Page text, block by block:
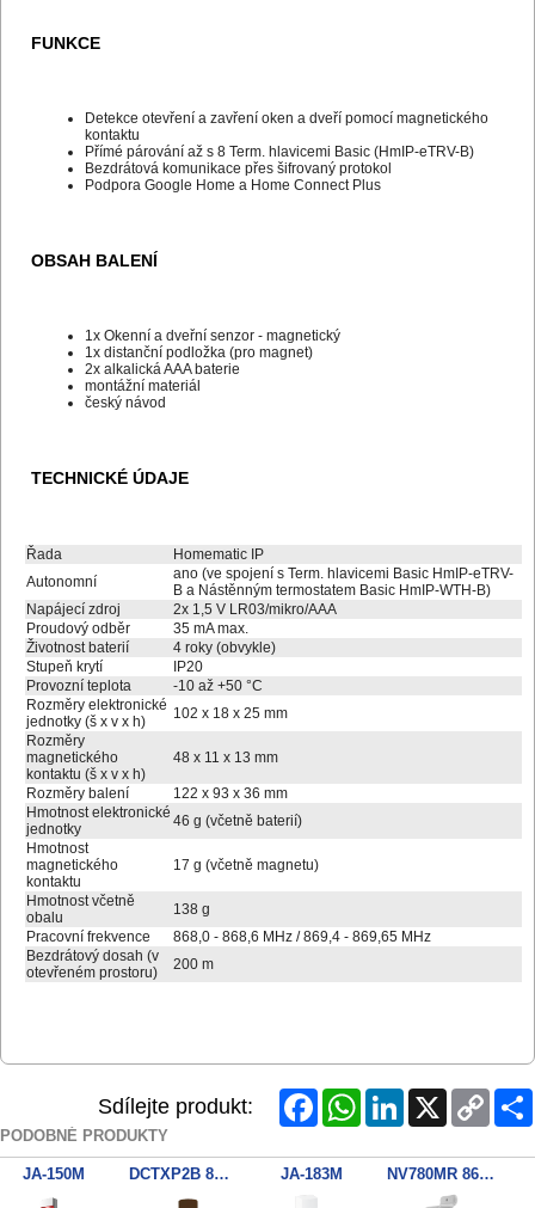
FUNKCE
Detekce otevření a zavření oken a dveří pomocí magnetického
kontaktu
Přímé párování až s 8 Term. hlavicemi Basic (HmIP-eTRV-B)
Bezdrátová komunikace přes šifrovaný protokol
Podpora Google Home a Home Connect Plus
OBSAH BALENÍ
1x Okenní a dveřní senzor - magnetický
1x distanční podložka (pro magnet)
2x alkalická AAA baterie
montážní materiál
český návod
TECHNICKÉ ÚDAJE
Řada
Homematic IP
Autonomní
ano (ve spojení s Term. hlavicemi Basic HmIP-eTRV-
B a Nástěnným termostatem Basic HmIP-WTH-B)
Napájecí zdroj
2x 1,5 V LR03/mikro/AAA
Proudový odběr
35 mA max.
Životnost baterií
4 roky (obvykle)
Stupeň krytí
IP20
Provozní teplota
-10 až +50 °C
Rozměry elektronické
jednotky (š x v x h)
102 x 18 x 25 mm
Rozměry
magnetického
kontaktu (š x v x h)
48 x 11 x 13 mm
Rozměry balení
122 x 93 x 36 mm
Hmotnost elektronické
jednotky
46 g (včetně baterií)
Hmotnost
magnetického
kontaktu
17 g (včetně magnetu)
Hmotnost včetně
obalu
138 g
Pracovní frekvence
868,0 - 868,6 MHz / 869,4 - 869,65 MHz
Bezdrátový dosah (v
otevřeném prostoru)
200 m
Sdílejte produkt: FacebookWhatsAppLinkedInX
Copy
Link
PODOBNÉ PRODUKTY
JA-150M DCTXP2B 868MHz Brown JA-183M NV780MR 868MHZ Dual Side outdo